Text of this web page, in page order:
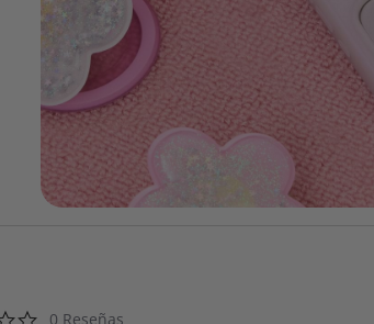
0.0 star rating
0 Reseñas